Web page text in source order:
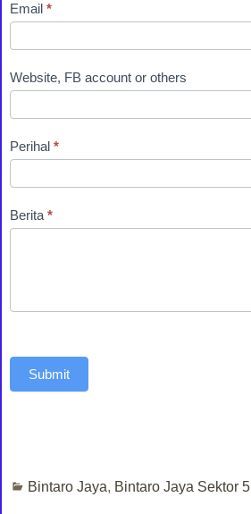
Email *
Website, FB account or others
Perihal *
Berita *
Submit
Bintaro Jaya, Bintaro Jaya Sektor 5